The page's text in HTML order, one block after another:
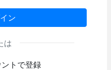
ン
は
トで登録